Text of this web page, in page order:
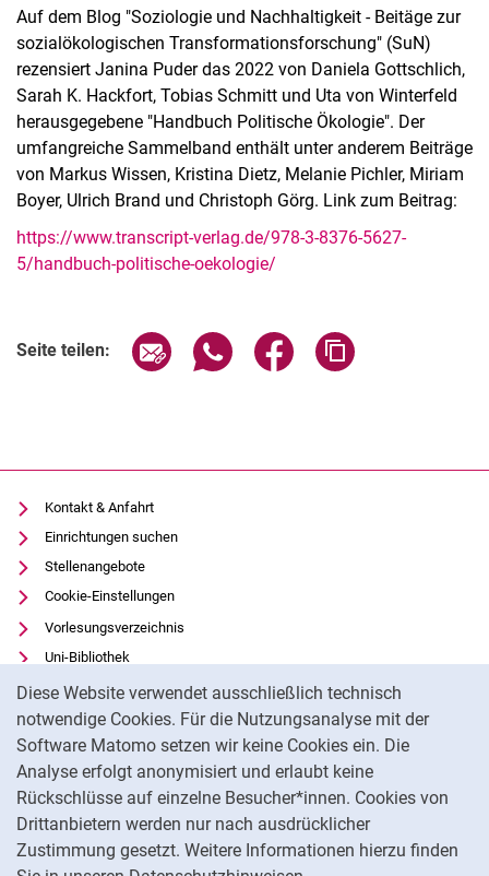
Diese Website verwendet ausschließlich technisch
notwendige Cookies. Für die Nutzungsanalyse mit der
Software Matomo setzen wir keine Cookies ein. Die
Analyse erfolgt anonymisiert und erlaubt keine
Rückschlüsse auf einzelne Besucher*innen. Cookies von
Drittanbietern werden nur nach ausdrücklicher
Zustimmung gesetzt. Weitere Informationen hierzu finden
Alle Meldungen
Alle Termine
Auf dem Blog "Soziologie und Nachhaltigkeit - Beitäge zur
sozialökologischen Transformationsforschung" (SuN)
rezensiert Janina Puder das 2022 von Daniela Gottschlich,
Sarah K. Hackfort, Tobias Schmitt und Uta von Winterfeld
herausgegebene "Handbuch Politische Ökologie". Der
umfangreiche Sammelband enthält unter anderem Beiträge
von Markus Wissen, Kristina Dietz, Melanie Pichler, Miriam
Boyer, Ulrich Brand und Christoph Görg. Link zum Beitrag:
https://www.transcript-verlag.de/978-3-8376-5627-
5/handbuch-politische-oekologie/
Seite teilen: Seite über E-Mail teilen
Seite über WhatsApp teilen
Seite über Facebook
Kontakt & Anfahrt
Einrichtungen suchen
Stellenangebote
Cookie-Einstellungen
Vorlesungsverzeichnis
Uni-Bibliothek
Moodle
Panopto
Datenschutz
Barrierefreiheit
Transparenter KI-Einsatz